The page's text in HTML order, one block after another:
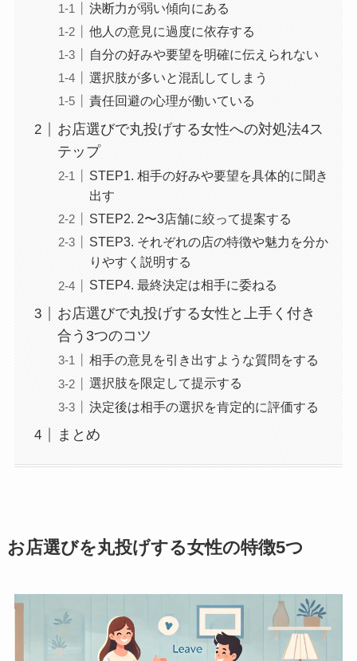
決断力が弱い傾向にある
他人の意見に過度に依存する
自分の好みや要望を明確に伝えられない
選択肢が多いと混乱してしまう
責任回避の心理が働いている
お店選びで丸投げする女性への対処法4ス
テップ
STEP1. 相手の好みや要望を具体的に聞き
出す
STEP2. 2〜3店舗に絞って提案する
STEP3. それぞれの店の特徴や魅力を分か
りやすく説明する
STEP4. 最終決定は相手に委ねる
お店選びで丸投げする女性と上手く付き
合う3つのコツ
相手の意見を引き出すような質問をする
選択肢を限定して提示する
決定後は相手の選択を肯定的に評価する
まとめ
お店選びを丸投げする女性の特徴5つ